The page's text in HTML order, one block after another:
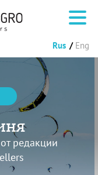
Rus Eng
редакции